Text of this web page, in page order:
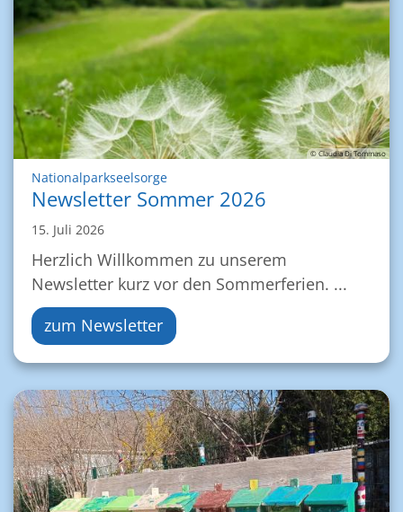
© Claudia Di Tommaso
Nationalparkseelsorge:
Newsletter Sommer 2026
15. Juli 2026
Herzlich Willkommen zu unserem
Newsletter kurz vor den Sommerferien. ...
zum Newsletter